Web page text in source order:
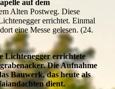
auf dem
Alten Postweg. Diese
errichtet. Einmal
eine Messe gelesen. (24.
Lichtenegger errichtete
Die Aufnahme
Bauwerk, das heute als
dient.